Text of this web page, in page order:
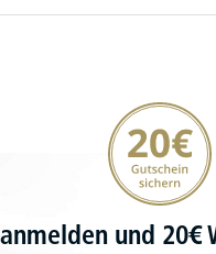
20€ Gutschein
und